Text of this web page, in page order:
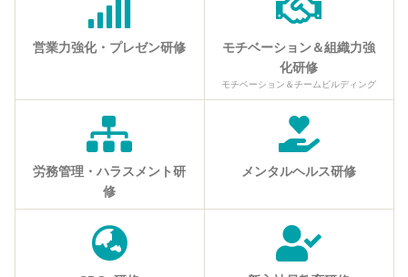
営業力強化・プレゼン研修
モチベーション＆組織力強
化研修
モチベーション＆チームビルディング
労務管理・ハラスメント研
修
メンタルヘルス研修